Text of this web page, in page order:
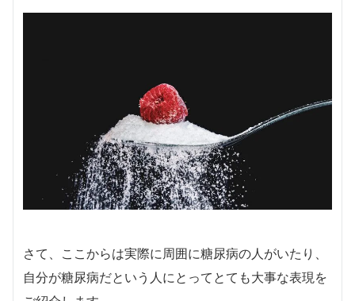
さて、ここからは実際に周囲に糖尿病の人がいたり、
自分が糖尿病だという人にとってとても大事な表現を